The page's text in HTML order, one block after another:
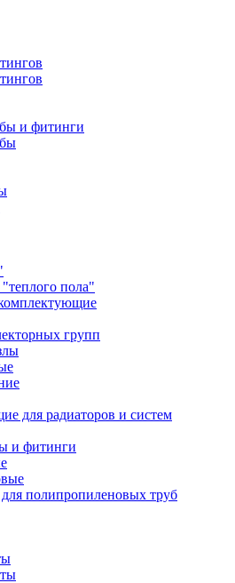
и фитинги
пола"
групп
для радиаторов и систем
и фитинги
полипропиленовых труб